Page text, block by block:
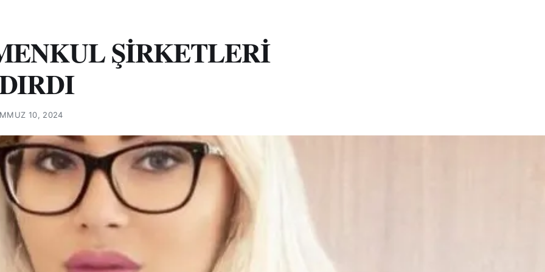
ŞİRKETLERİ
10, 2024